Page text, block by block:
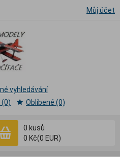
Můj účet
0 kusů
0 Kč(0 EUR)
vyhledávání
(0)
Oblíbené (0)